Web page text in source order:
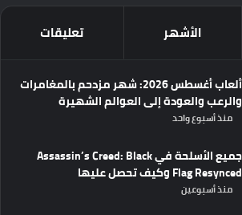
الأشهر تعليقات
ألعاب أغسطس 2026: شهر مزدحم بالمغامرات
والرعب والعودة إلى العوالم الشهيرة
منذ أسبوع واحد
جميع الأسلحة في Assassin’s Creed: Black
Flag Resynced وكيف تحصل عليها
منذ أسبوعين